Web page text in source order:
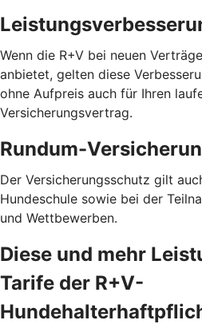
Wenn die R+V bei neuen
anbietet, gelten diese
ohne Aufpreis auch für Ihren
Versicherungsvertrag.
Rundum-
Der Versicherungsschutz gilt
Hundeschule sowie bei der
und Wettbewerben.
Diese und mehr
Tarife der R+V-